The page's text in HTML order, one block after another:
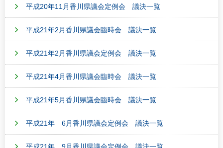
平成20年11月香川県議会定例会 議決一覧
平成21年2月香川県議会臨時会 議決一覧
平成21年2月香川県議会定例会 議決一覧
平成21年4月香川県議会臨時会 議決一覧
平成21年5月香川県議会臨時会 議決一覧
平成21年 6月香川県議会定例会 議決一覧